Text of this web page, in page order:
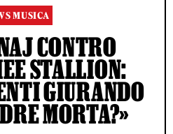
MUSICA
CONTRO
STALLION:
GIURANDO
MORTA?»